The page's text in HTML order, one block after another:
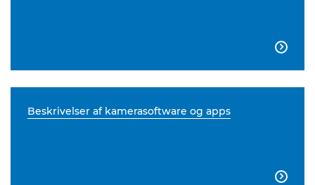

Beskrivelser af kamerasoftware og apps
